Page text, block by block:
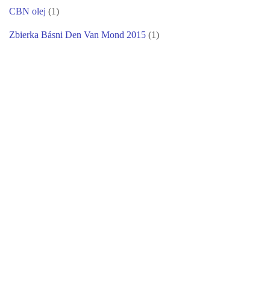
CBN olej (1)
Zbierka Básni Den Van Mond 2015 (1)